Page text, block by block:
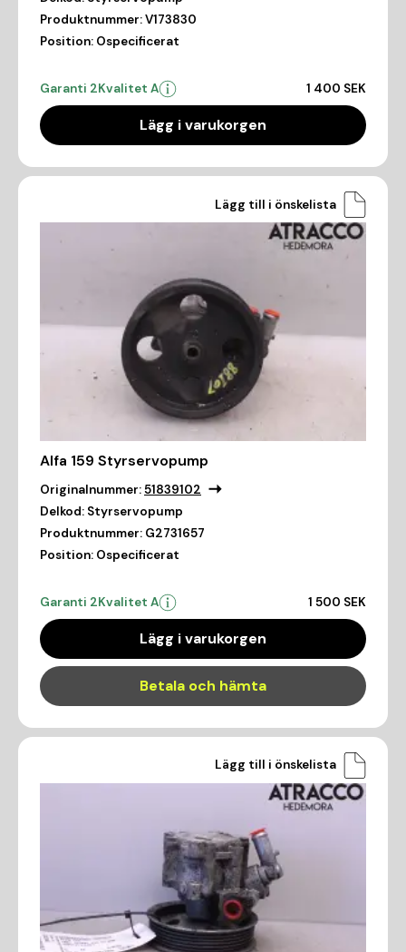
Produktnummer:V173830
Position: Ospecificerat
Garanti 2Kvalitet A 1 400 SEK
Lägg i varukorgen
Lägg till i önskelista
Alfa 159 Styrservopump
Originalnummer:51839102
Delkod: Styrservopump
Produktnummer: G2731657
Position: Ospecificerat
Garanti 2Kvalitet A 1 500 SEK
Lägg i varukorgen
Betala och hämta
Lägg till i önskelista